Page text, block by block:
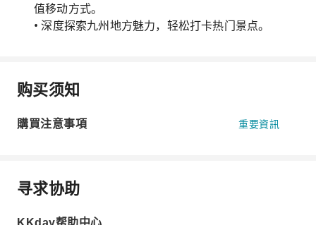
值移动方式。
• 深度探索九州地方魅力，轻松打卡热门景点。
购买须知
購買注意事項 重要資訊
寻求协助
KKday帮助中心